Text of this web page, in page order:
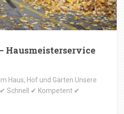
Hausmeisterservice
Haus, Hof und Garten Unsere
Schnell ✔ Kompetent ✔